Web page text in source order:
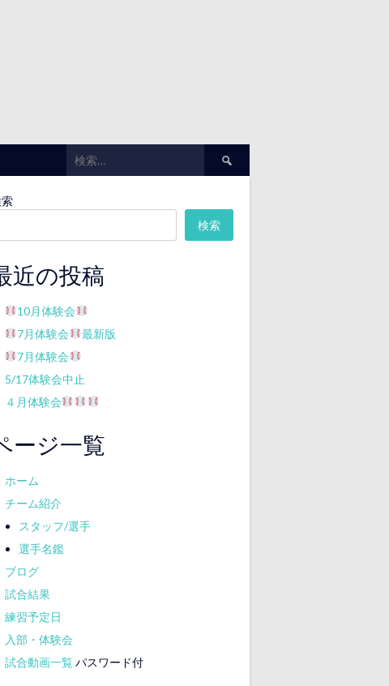
索:
検索
近の投稿
10月体験会
7月体験会
最新版
7月体験会
5/17体験会中止
４月体験会
ージ一覧
ホーム
チーム紹介
スタッフ/選手
選手名鑑
ブログ
試合結果
練習予定日
入部・体験会
試合動画一覧パスワード付